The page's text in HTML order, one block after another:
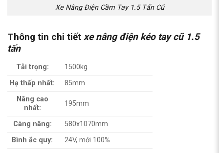
Xe Nâng Điện Cầm Tay 1.5 Tấn Cũ
Thông tin chi tiết xe nâng điện kéo tay cũ 1.5
tấn
Tải trọng:
1500kg
Hạ thấp nhất:
85mm
Nâng cao
nhất:
195mm
Càng nâng:
580x1070mm
Bình ắc quy:
24V, mới 100%